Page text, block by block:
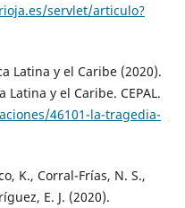
servlet/articulo?
Latina y el Caribe (2020).
y el Caribe. CEPAL.
46101-la-tragedia-
K., Corral-Frías, N. S.,
E. J. (2020).